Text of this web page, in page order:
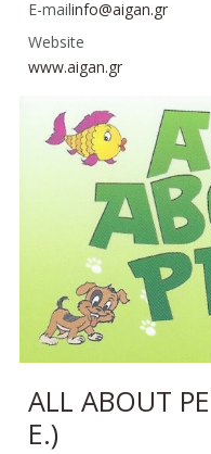
E-mailinfo@aigan.gr
Website
www.aigan.gr
ALL ABOUT
Ε.)